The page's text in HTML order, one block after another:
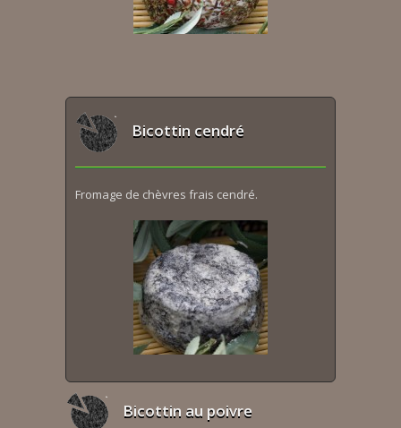
Bicottin cendré
Fromage de chèvres frais cendré.
Bicottin au poivre